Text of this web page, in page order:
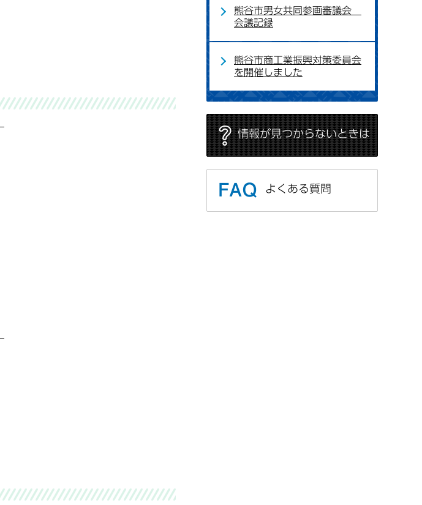
熊谷市男女共同参画審議会
会議記録
熊谷市商工業振興対策委員会
を開催しました
情報が見つからないときは
よくある質問